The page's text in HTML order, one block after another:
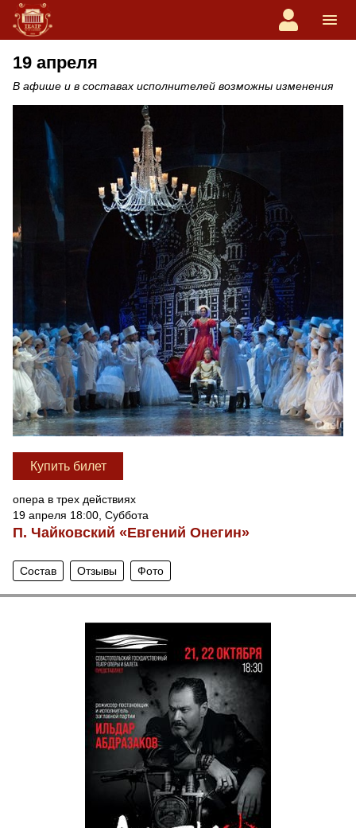
19 апреля
В афише и в составах исполнителей возможны изменения
Купить билет
опера в трех действиях
19 апреля 18:00, Суббота
П. Чайковский «Евгений Онегин»
Состав Отзывы Фото